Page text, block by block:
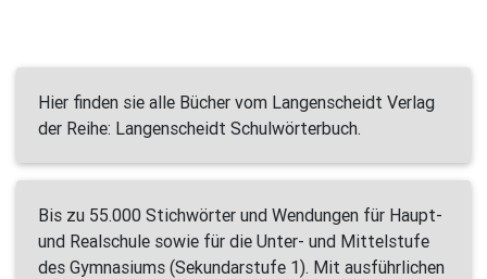
Hier finden sie alle Bücher vom Langenscheidt Verlag
der Reihe: Langenscheidt Schulwörterbuch.
Bis zu 55.000 Stichwörter und Wendungen für Haupt-
und Realschule sowie für die Unter- und Mittelstufe
des Gymnasiums (Sekundarstufe 1). Mit ausführlichen